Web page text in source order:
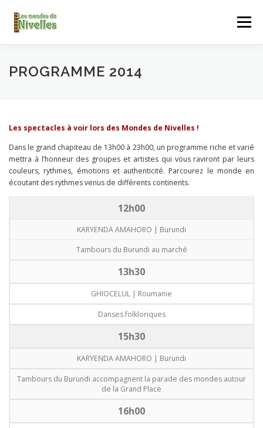
contenu
Menu
ACCUEIL LES MONDES DE NIVELLES
TELECHARGER
PROGRAMME 2014
Les spectacles à voir lors des Mondes de Nivelles !
Dans le grand chapiteau de 13h00 à 23h00, un programme riche et varié
mettra à l’honneur des groupes et artistes qui vous raviront par leurs
couleurs, rythmes, émotions et authenticité. Parcourez le monde en
écoutant des rythmes venus de différents continents.
12h00
KARYENDA AMAHORO | Burundi
Tambours du Burundi au marché
13h30
GHIOCELUL | Roumanie
Danses folkloriques
15h30
KARYENDA AMAHORO | Burundi
Tambours du Burundi accompagnent la parade des mondes autour
de la Grand Place
16h00